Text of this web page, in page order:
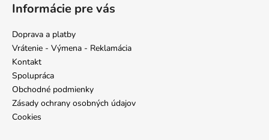
Informácie pre vás
Doprava a platby
Vrátenie - Výmena - Reklamácia
Kontakt
Spolupráca
Obchodné podmienky
Zásady ochrany osobných údajov
Cookies